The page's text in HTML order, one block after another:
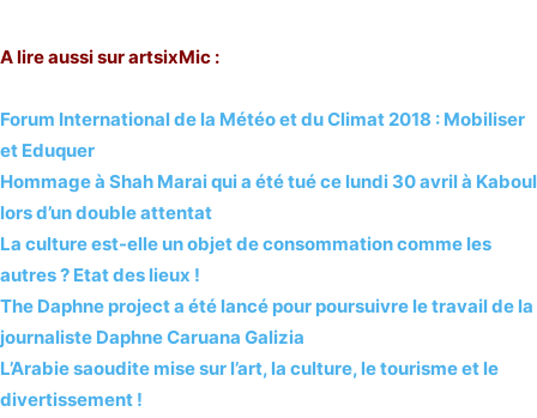
A lire aussi sur artsixMic :
Forum International de la Météo et du Climat 2018 : Mobiliser
et Eduquer
Hommage à Shah Marai qui a été tué ce lundi 30 avril à Kaboul
lors d’un double attentat
La culture est-elle un objet de consommation comme les
autres ? Etat des lieux !
The Daphne project a été lancé pour poursuivre le travail de la
journaliste Daphne Caruana Galizia
L’Arabie saoudite mise sur l’art, la culture, le tourisme et le
divertissement !